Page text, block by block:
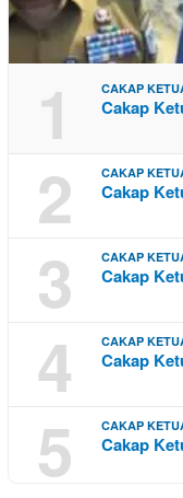
1 CAKAP
Cakap
2 CAKAP
Cakap
3 CAKAP
Cakap
4 CAKAP
Cakap
5 CAKAP
Cakap